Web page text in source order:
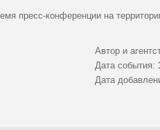
пресс-конференции на
Автор и
Дата события:
Дата